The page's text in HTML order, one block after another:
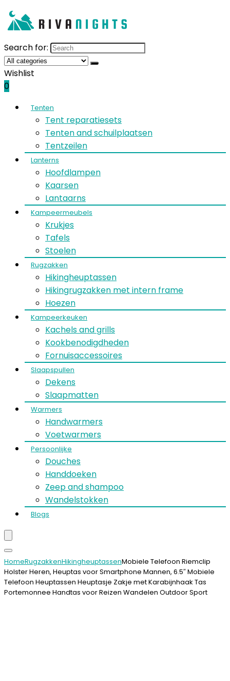
Search for:
Wishlist
0
Tenten
Tent reparatiesets
Tenten and schuilplaatsen
Tentzeilen
Lanterns
Hoofdlampen
Kaarsen
Lantaarns
Kampeermeubels
Krukjes
Tafels
Stoelen
Rugzakken
Hikingheuptassen
Hikingrugzakken met intern frame
Hoezen
Kampeerkeuken
Kachels and grills
Kookbenodigdheden
Fornuisaccessoires
Slaapspullen
Dekens
Slaapmatten
Warmers
Handwarmers
Voetwarmers
Persoonlijke
Douches
Handdoeken
Zeep and shampoo
Wandelstokken
Blogs
HomeRugzakkenHikingheuptassenMobiele Telefoon Riemclip
Holster Heren, Heuptas voor Smartphone Mannen, 6.5″ Mobiele
Telefoon Heuptassen Heuptasje Zakje met Karabijnhaak Tas
Portemonnee Handtas voor Reizen Wandelen Outdoor Sport